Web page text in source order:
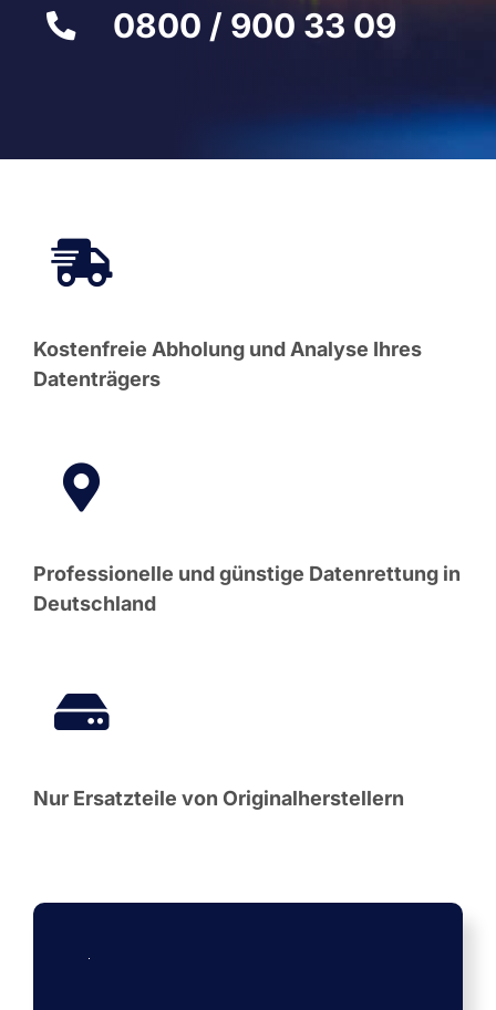
0800 / 900 33 09
Kostenfreie Abholung und Analyse Ihres
Datenträgers
Professionelle und günstige Datenrettung in
Deutschland
Nur Ersatzteile von Originalherstellern